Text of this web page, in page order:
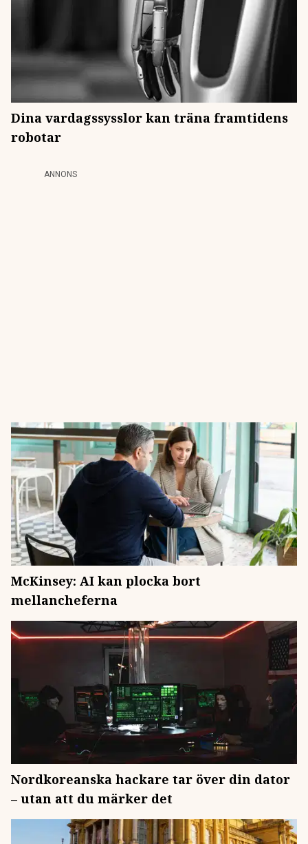
Dina vardagssysslor kan träna framtidens
robotar
ANNONS
McKinsey: AI kan plocka bort
mellancheferna
Nordkoreanska hackare tar över din dator
– utan att du märker det